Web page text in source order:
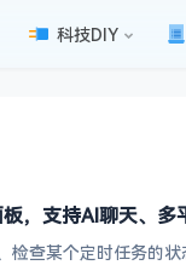
科技DIY
支持AI聊天、多
查某个定时任务的